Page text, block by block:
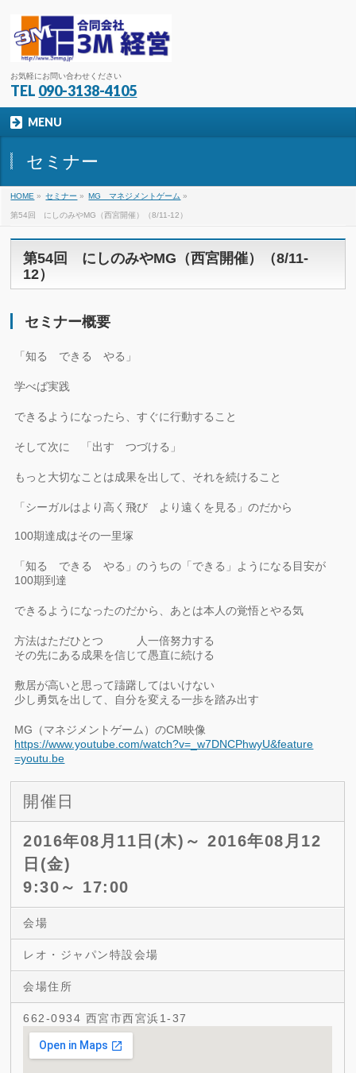
お気軽にお問い合わせください
TEL 090-3138-4105
MENU
セミナー
HOME » セミナー » MG マネジメントゲーム »
第54回 にしのみやMG（西宮開催）（8/11-12）
第54回 にしのみやMG（西宮開催）（8/11-
12）
セミナー概要
「知る できる やる」
学べば実践
できるようになったら、すぐに行動すること
そして次に 「出す つづける」
もっと大切なことは成果を出して、それを続けること
「シーガルはより高く飛び より遠くを見る」のだから
100期達成はその一里塚
「知る できる やる」のうちの「できる」ようになる目安が
100期到達
できるようになったのだから、あとは本人の覚悟とやる気
方法はただひとつ 人一倍努力する
その先にある成果を信じて愚直に続ける
敷居が高いと思って躊躇してはいけない
少し勇気を出して、自分を変える一歩を踏み出す
MG（マネジメントゲーム）のCM映像
https://www.youtube.com/watch?v=_w7DNCPhwyU&feature
=youtu.be
開催日
2016年08月11日(木)～ 2016年08月12
日(金)
9:30～ 17:00
会場
レオ・ジャパン特設会場
会場住所
662-0934 西宮市西宮浜1-37